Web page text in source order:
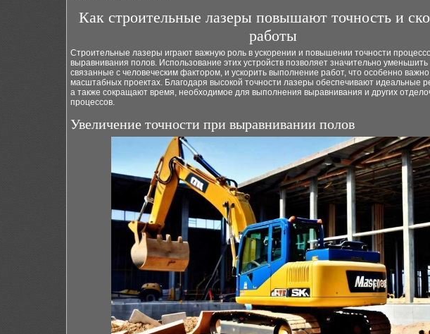
Как строительные лазеры повышают точность и
работы
Строительные лазеры играют важную роль в ускорении и повышении точности
выравнивания полов. Использование этих устройств позволяет значительно
связанные с человеческим фактором, и ускорить выполнение работ, что особенно
масштабных проектах. Благодаря высокой точности лазеры обеспечивают идеальные
а также сокращают время, необходимое для выполнения выравнивания и других
процессов.
Увеличение точности при выравнивании полов